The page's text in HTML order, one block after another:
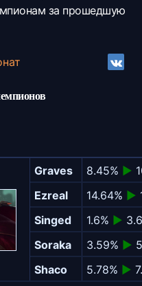
за прошедшую
Graves 8.45% ►
Ezreal
14.64% ►
Singed
1.6% ►
Soraka
3.59% ►
Shaco
5.78% ►